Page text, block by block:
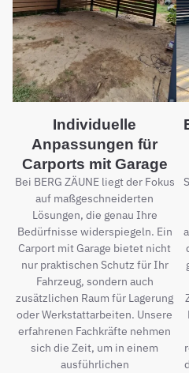
Individuelle
Anpassungen für
Carports mit Garage
Bei BERG ZÄUNE liegt der Fokus
auf maßgeschneiderten
Lösungen, die genau Ihre
Bedürfnisse widerspiegeln. Ein
Carport mit Garage bietet nicht
nur praktischen Schutz für Ihr
Fahrzeug, sondern auch
zusätzlichen Raum für Lagerung
oder Werkstattarbeiten. Unsere
erfahrenen Fachkräfte nehmen
sich die Zeit, um in einem
ausführlichen